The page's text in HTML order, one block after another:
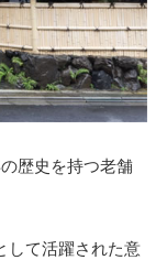
歴史を持つ老舗
して活躍された意